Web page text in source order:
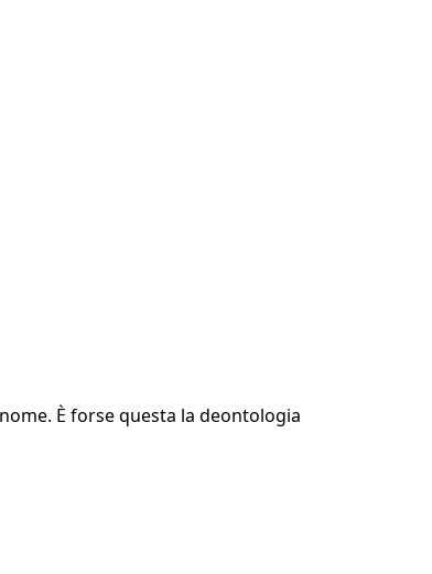
È forse questa la deontologia